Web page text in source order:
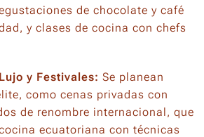
de chocolate y café
y clases de cocina con chefs
y Festivales: Se planean
como cenas privadas con
de renombre internacional, que
ecuatoriana con técnicas